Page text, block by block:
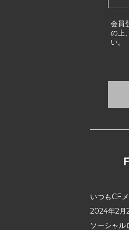
会員
の上
い。
いつもCE
2024年2月
ソーシャ